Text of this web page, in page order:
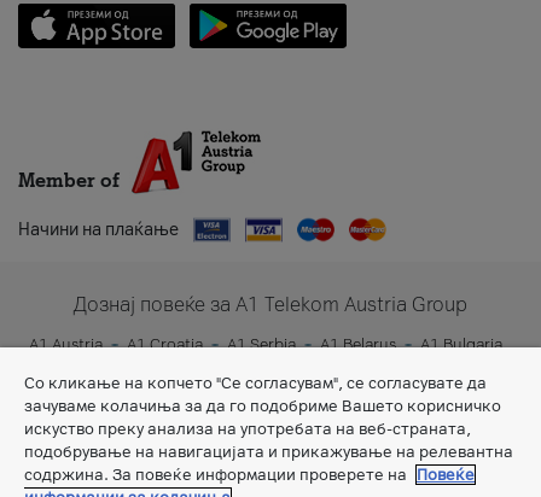
Member of
Начини на плаќање
Дознај повеќе за A1 Telekom Austria Group
A1 Austria A1 Croatia A1 Serbia A1 Belarus
A1 Bulgaria
Со кликање на копчето "Се согласувам", се согласувате да
зачуваме колачиња за да го подобриме Вашето корисничко
искуство преку анализа на употребата на веб-страната,
подобрување на навигацијата и прикажување на релевантна
содржина. За повеќе информации проверете на
Повеќе